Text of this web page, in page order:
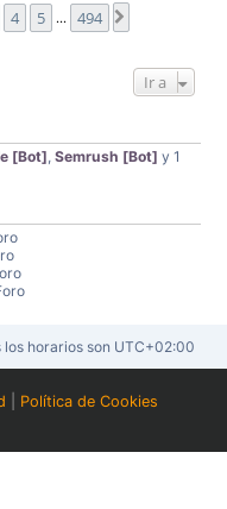
4 5 … 494
Ir a
[Bot],Semrush [Bot] y 1
los horarios son UTC+02:00
Política de Cookies